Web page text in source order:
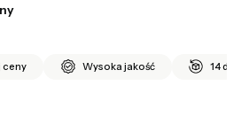
ceny Wysoka jakość 14 dni